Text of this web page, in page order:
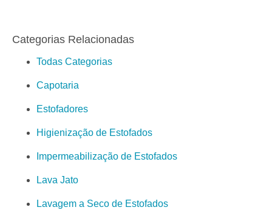
Categorias Relacionadas
Todas Categorias
Capotaria
Estofadores
Higienização de Estofados
Impermeabilização de Estofados
Lava Jato
Lavagem a Seco de Estofados